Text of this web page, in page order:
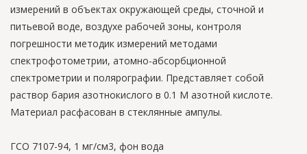
измерений в объектах окружающей среды, сточной и
питьевой воде, воздухе рабочей зоны, контроля
погрешности методик измерений методами
спектрофотометрии, атомно-абсорбционной
спектрометрии и полярографии. Представляет собой
раствор бария азотнокислого в 0.1 М азотной кислоте.
Материал расфасован в стеклянные ампулы.
ГСО 7107-94, 1 мг/см3, фон вода